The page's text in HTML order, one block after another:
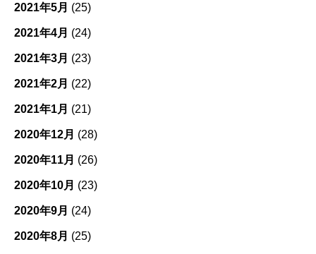
2021年5月 (25)
2021年4月 (24)
2021年3月 (23)
2021年2月 (22)
2021年1月 (21)
2020年12月 (28)
2020年11月 (26)
2020年10月 (23)
2020年9月 (24)
2020年8月 (25)